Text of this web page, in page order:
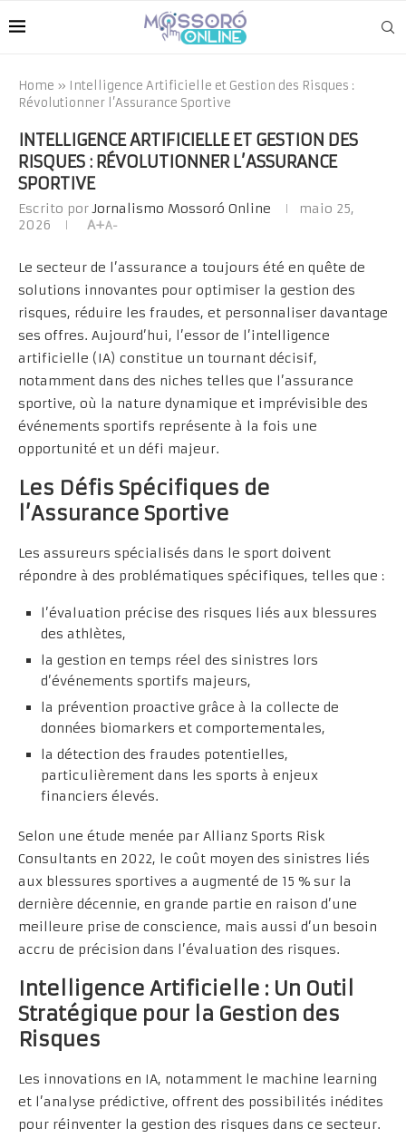
Home » Intelligence Artificielle et Gestion des Risques :
Révolutionner l’Assurance Sportive
INTELLIGENCE ARTIFICIELLE ET GESTION DES
RISQUES : RÉVOLUTIONNER L’ASSURANCE
SPORTIVE
Escrito porJornalismo Mossoró Online
maio 25,
2026
A+A-
Le secteur de l’assurance a toujours été en quête de
solutions innovantes pour optimiser la gestion des
risques, réduire les fraudes, et personnaliser davantage
ses offres. Aujourd’hui, l’essor de l’intelligence
artificielle (IA) constitue un tournant décisif,
notamment dans des niches telles que l’assurance
sportive, où la nature dynamique et imprévisible des
événements sportifs représente à la fois une
opportunité et un défi majeur.
Les Défis Spécifiques de
l’Assurance Sportive
Les assureurs spécialisés dans le sport doivent
répondre à des problématiques spécifiques, telles que :
l’évaluation précise des risques liés aux blessures
des athlètes,
la gestion en temps réel des sinistres lors
d’événements sportifs majeurs,
la prévention proactive grâce à la collecte de
données biomarkers et comportementales,
la détection des fraudes potentielles,
particulièrement dans les sports à enjeux
financiers élevés.
Selon une étude menée par Allianz Sports Risk
Consultants en 2022, le coût moyen des sinistres liés
aux blessures sportives a augmenté de 15 % sur la
dernière décennie, en grande partie en raison d’une
meilleure prise de conscience, mais aussi d’un besoin
accru de précision dans l’évaluation des risques.
Intelligence Artificielle : Un Outil
Stratégique pour la Gestion des
Risques
Les innovations en IA, notamment le machine learning
et l’analyse prédictive, offrent des possibilités inédites
pour réinventer la gestion des risques dans ce secteur.